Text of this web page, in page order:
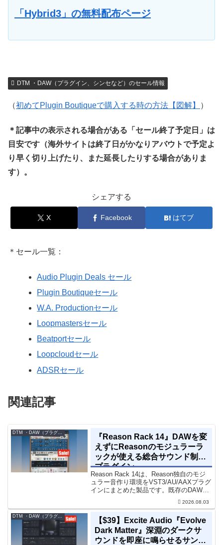
「Hybrid3」の無料配布ページ
DTM ・DAW（プラグイン、シンセなど）のセール情報
（初めてPlugin Boutiqueで購入する時の方法【図解】 ）
＊記事中の表示される場合がある「セール終了予定日」は
目安です（海外サイトは終了日がかなりアバウトで予定よ
り早く切り上げたり、また延長したりする場合がありま
す）。
シェアする
X Facebook はてブ
＊セール一覧：
Audio Plugin Deals セール
Plugin Boutiqueセール
W.A. Productionセール
Loopmastersセール
Beatportセール
Loopcloudセール
ADSRセール
関連記事
『Reason Rack 14』DAWを変
えずにReasonのモジュラーラ
ックが使える総合サウンド制作
プラグイン
Reason Rack 14は、Reason独自のモジ
ュラー音作り環境をVST3/AU/AAXプラグ
インにまとめた製品です。既存のDAWを
乗り換えることなく、68種類のシンセや
エフェクト、CV配線をそのままトラック
2026.08.03
【$39】Excite Audio『Evolve
Dark Matter』深淵のダークサ
ウンドを即座に鳴らせるサンプ